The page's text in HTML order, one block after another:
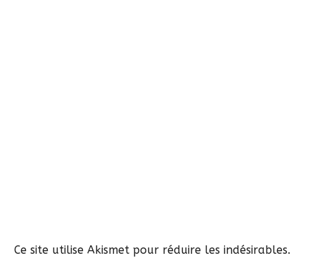
Ce site utilise Akismet pour réduire les indésirables.